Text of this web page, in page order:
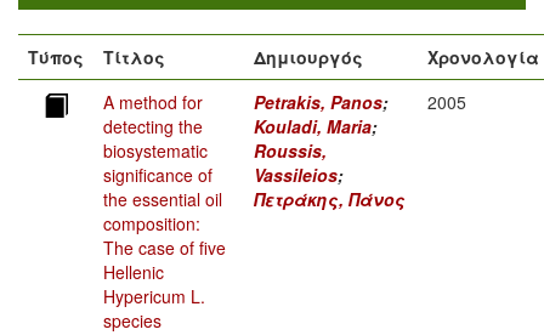
Τύπος Τίτλος Δημιουργός
Χρονολογία
A method for
detecting the
biosystematic
significance of
the essential oil
composition:
The case of five
Hellenic
Hypericum L.
species
Petrakis, Panos;
Kouladi, Maria;
Roussis,
Vassileios;
Πετράκης, Πάνος
2005